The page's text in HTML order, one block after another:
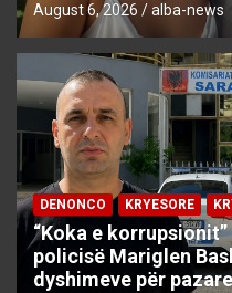
August 6, 2026 alba-news
DENONCO KRYESORE
“Koka e
policisë Mariglen
dyshimeve për